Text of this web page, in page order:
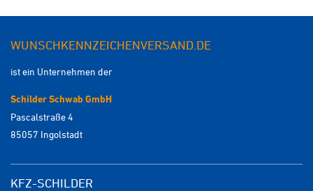
WUNSCHKENNZEICHENVERSAND.DE
ist ein Unternehmen der
Schilder Schwab GmbH
Pascalstraße 4
85057 Ingolstadt
KFZ-SCHILDER